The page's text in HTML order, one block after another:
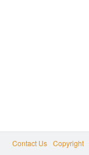
Contact Us Copyright